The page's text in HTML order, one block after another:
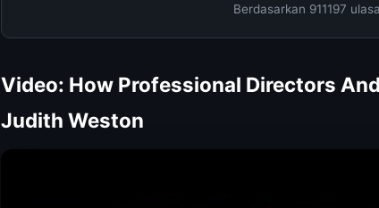
Berdasarkan 911197
Video: How Professional Directors
Judith Weston